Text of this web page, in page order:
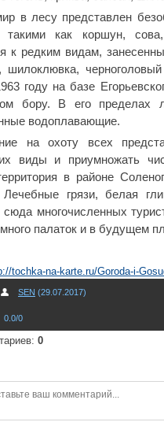
в лесу представлен
такими как коршун,
к редким видам,
шилоклювка,
году на базе
бору. В его пределах
водоплавающие.
на охоту всех
виды и приумножать
в районе
грязи, белая
сюда многочисленных
много палаток и в будущем
tochka-na-karte.ru/Goroda-i-
SEN (29.07.2017)
0.0/0
: 0